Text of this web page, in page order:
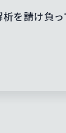
を請け負